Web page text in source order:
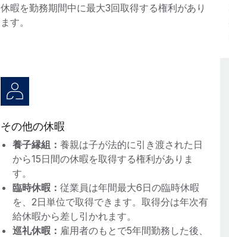
休暇を勤務期間中に最大3回取得する権利があり
ます。
その他の休暇
養子縁組： 養親は子が法的に引き渡された日
から15日間の休暇を取得する権利がありま
す。
臨時休暇： 従業員は年間最大6日の臨時休暇
を、2日単位で取得できます。取得分は年次有
給休暇から差し引かれます。
巡礼休暇： 雇用者のもとで5年間勤務した後、